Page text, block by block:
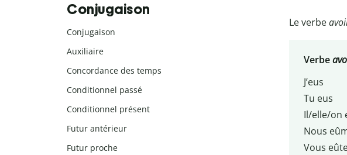
Le verbe
Verbe
J’eus
Tu eus
Il/elle/on
Nous
Vous
Conjugaison
Conjugaison
Auxiliaire
Concordance des temps
Conditionnel passé
Conditionnel présent
Futur antérieur
Futur proche